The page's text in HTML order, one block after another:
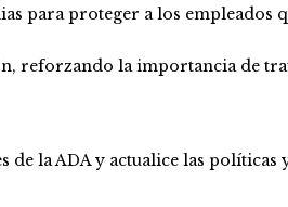
para proteger a los empleados
la importancia de
la ADA y actualice las